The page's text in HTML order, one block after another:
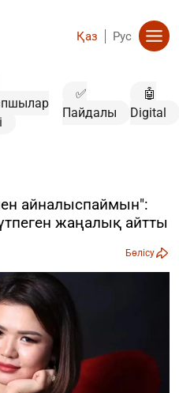
Қаз Рус
✅
Пайдалы
🤖
Digital
айналыспаймын":
жаңалық айтты
Бөлісу